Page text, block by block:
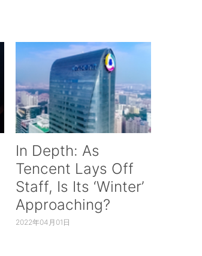
In Depth: As
Tencent Lays Off
Staff, Is Its ‘Winter’
Approaching?
2022年04月01日